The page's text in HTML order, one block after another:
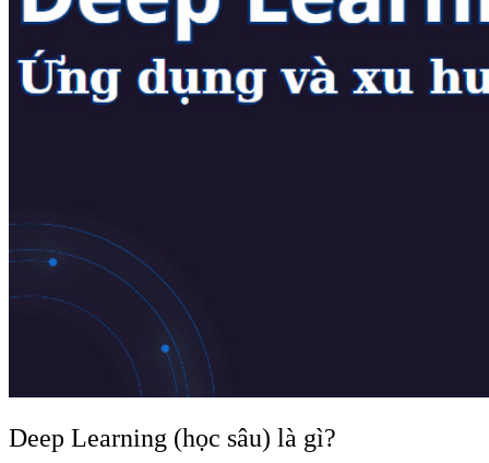
Deep Learning (học sâu) là gì?